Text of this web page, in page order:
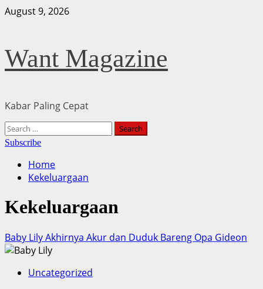
Skip
August 9, 2026
Want Magazine
Kabar Paling Cepat
Primary
Menu
Search
for:
Subscribe
Home
Kekeluargaan
Kekeluargaan
Baby Lily Akhirnya Akur dan Duduk Bareng Opa Gideon
Uncategorized